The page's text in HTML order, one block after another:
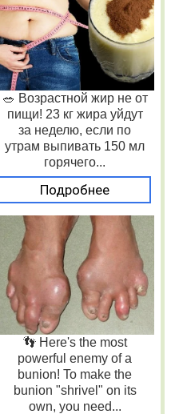
🥗 Возрастной жир не от
пищи! 23 кг жира уйдут
за неделю, если по
утрам выпивать 150 мл
горячего...
Подробнее
👣 Here's the most
powerful enemy of a
bunion! To make the
bunion "shrivel" on its
own, you need...